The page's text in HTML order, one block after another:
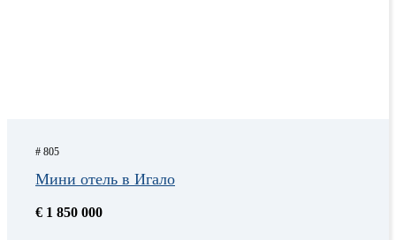
# 805
Мини отель в Игало
€ 1 850 000